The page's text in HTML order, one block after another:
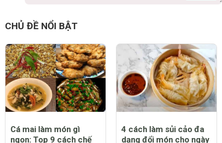
CHỦ ĐỀ NỔI BẬT
Cá mai làm món gì
ngon: Top 9 cách chế
4 cách làm sủi cảo đa
dạng đổi món cho ngày